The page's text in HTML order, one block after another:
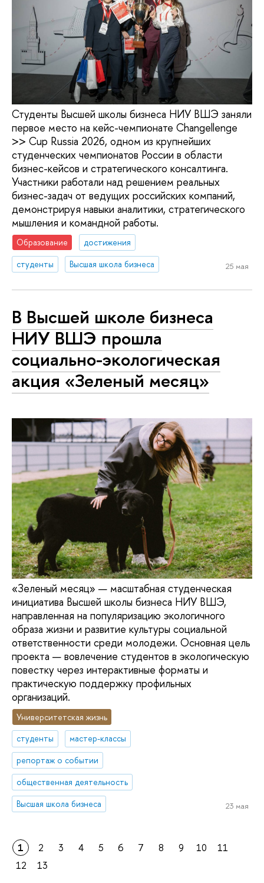
Студенты Высшей школы бизнеса НИУ ВШЭ заняли
первое место на кейс-чемпионате Changellenge
>> Cup Russia 2026, одном из крупнейших
студенческих чемпионатов России в области
бизнес-кейсов и стратегического консалтинга.
Участники работали над решением реальных
бизнес-задач от ведущих российских компаний,
демонстрируя навыки аналитики, стратегического
мышления и командной работы.
Образование
достижения
студенты
Высшая школа бизнеса 25 мая
В Высшей школе бизнеса
НИУ ВШЭ прошла
социально-экологическая
акция «Зеленый месяц»
«Зеленый месяц» — масштабная студенческая
инициатива Высшей школы бизнеса НИУ ВШЭ,
направленная на популяризацию экологичного
образа жизни и развитие культуры социальной
ответственности среди молодежи. Основная цель
проекта — вовлечение студентов в экологическую
повестку через интерактивные форматы и
практическую поддержку профильных
организаций.
Университетская жизнь
студенты
мастер-классы
репортаж о событии
общественная деятельность
Высшая школа бизнеса
23 мая
1 2 3 4 5 6 7 8 9 10
11
12
13